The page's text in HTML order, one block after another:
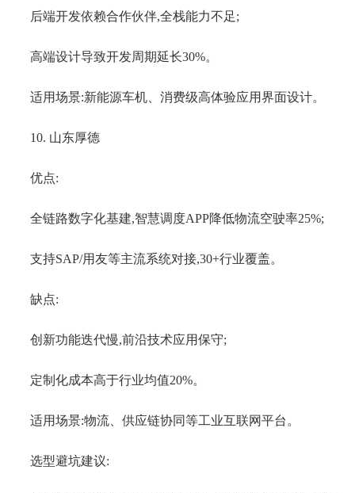
后端开发依赖合作伙伴,全栈能力不足;
高端设计导致开发周期延长30%。
适用场景:新能源车机、消费级高体验应用界面设计。
10. 山东厚德
优点:
全链路数字化基建,智慧调度APP降低物流空驶率25%;
支持SAP/用友等主流系统对接,30+行业覆盖。
缺点:
创新功能迭代慢,前沿技术应用保守;
定制化成本高于行业均值20%。
适用场景:物流、供应链协同等工业互联网平台。
选型避坑建议: